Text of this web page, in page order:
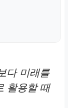
다 미래를
활용할 때